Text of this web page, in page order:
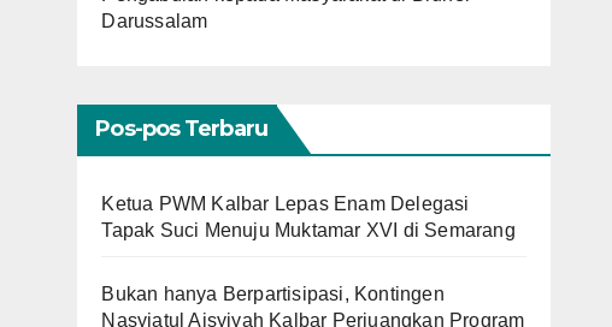
Darussalam
Pos-pos Terbaru
Ketua PWM Kalbar Lepas Enam Delegasi
Tapak Suci Menuju Muktamar XVI di Semarang
Bukan hanya Berpartisipasi, Kontingen
Nasyiatul Aisyiyah Kalbar Perjuangkan Program